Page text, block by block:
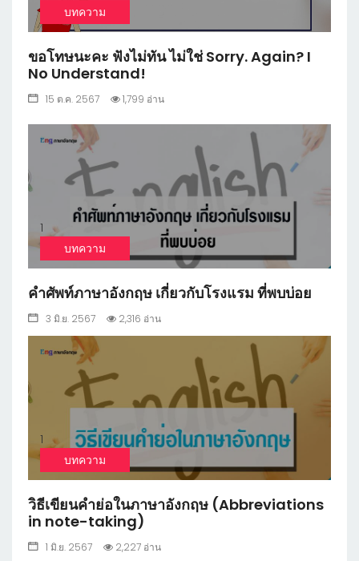
บทความ
ขอโทษนะคะ ฟังไม่ทัน ไม่ใช่ Sorry. Again? I
No Understand!
15 ต.ค. 2567 1,799 อ่าน
1
บทความ
คำศัพท์ภาษาอังกฤษ เกี่ยวกับโรงแรม ที่พบบ่อย
3 มิ.ย. 2567 2,316 อ่าน
1
บทความ
วิธีเขียนคำย่อในภาษาอังกฤษ (Abbreviations
in note-taking)
1 มิ.ย. 2567 2,227 อ่าน